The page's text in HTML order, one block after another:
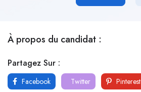
À propos du candidat :
Partagez Sur :
Facebook Twitter Pinterest